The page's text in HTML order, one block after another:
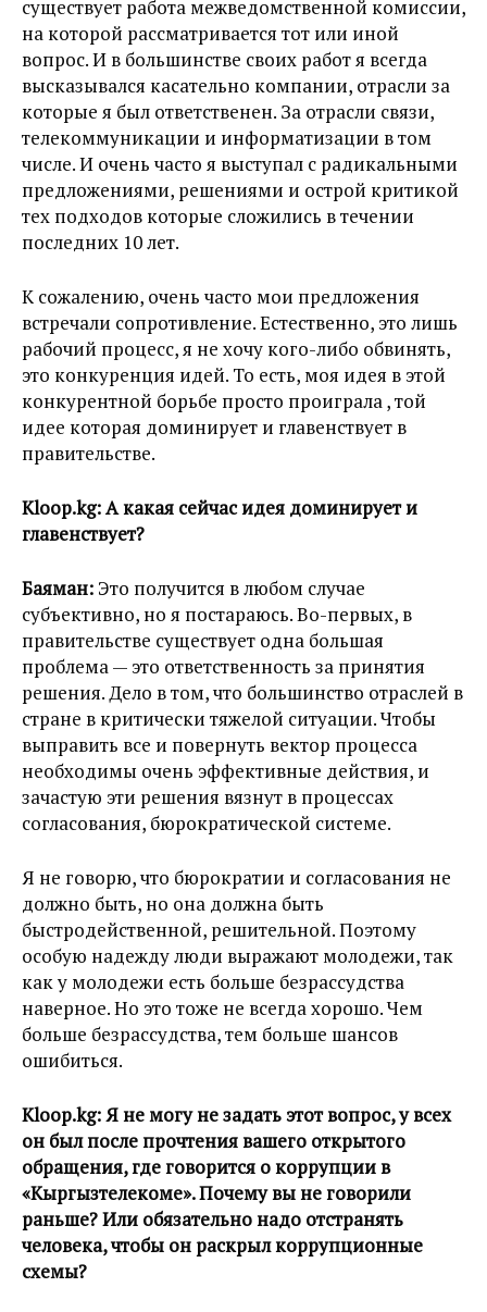
существует работа межведомственной комиссии,
на которой рассматривается тот или иной
вопрос. И в большинстве своих работ я всегда
высказывался касательно компании, отрасли за
которые я был ответственен. За отрасли связи,
телекоммуникации и информатизации в том
числе. И очень часто я выступал с радикальными
предложениями, решениями и острой критикой
тех подходов которые сложились в течении
последних 10 лет.
К сожалению, очень часто мои предложения
встречали сопротивление. Естественно, это лишь
рабочий процесс, я не хочу кого-либо обвинять,
это конкуренция идей. То есть, моя идея в этой
конкурентной борьбе просто проиграла , той
идее которая доминирует и главенствует в
правительстве.
Kloop.kg:А какая сейчас идея доминирует и
главенствует?
Баяман: Это получится в любом случае
субъективно, но я постараюсь. Во-первых, в
правительстве существует одна большая
проблема — это ответственность за принятия
решения. Дело в том, что большинство отраслей в
стране в критически тяжелой ситуации. Чтобы
выправить все и повернуть вектор процесса
необходимы очень эффективные действия, и
зачастую эти решения вязнут в процессах
согласования, бюрократической системе.
Я не говорю, что бюрократии и согласования не
должно быть, но она должна быть
быстродейственной, решительной. Поэтому
особую надежду люди выражают молодежи, так
как у молодежи есть больше безрассудства
наверное. Но это тоже не всегда хорошо. Чем
больше безрассудства, тем больше шансов
ошибиться.
Kloop.kg:Я не могу не задать этот вопрос, у всех
он был после прочтения вашего открытого
обращения, где говорится о коррупции в
«Кыргызтелекоме». Почему вы не говорили
раньше? Или обязательно надо отстранять
человека, чтобы он раскрыл коррупционные
схемы?